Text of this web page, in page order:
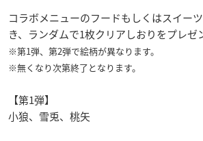
コラボメニューのフードもしくはスイー
き、ランダムで1枚クリアしおりをプレゼ
※第1弾、第2弾で絵柄が異なります。
※無くなり次第終了となります。
【第1弾】
小狼、雪兎、桃矢